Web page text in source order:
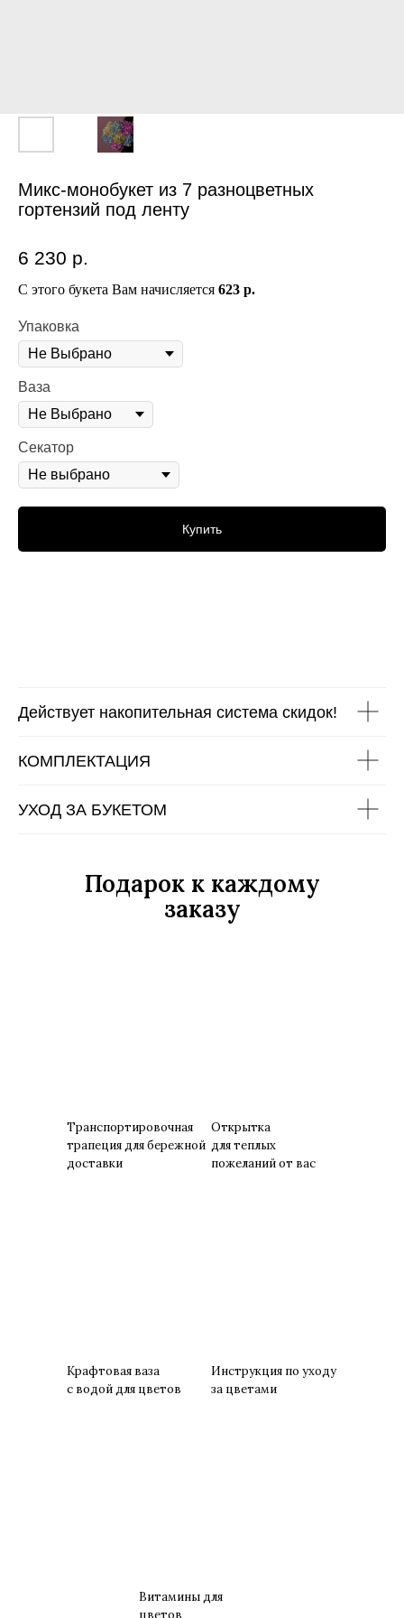
Микс-монобукет из 7 разноцветных
гортензий под ленту
6 230 р.
С этого букета Вам начисляется 623 р.
Упаковка
Ваза
Секатор
Купить
Действует накопительная система скидок!
КОМПЛЕКТАЦИЯ
УХОД ЗА БУКЕТОМ
Транспортировочная
трапеция для бережной
доставки
Открытка
для теплых
пожеланий от вас
Крафтовая ваза
с водой для цветов
Инструкция по уходу
за цветами
Витамины для
цветов
Подарок к каждому
заказу